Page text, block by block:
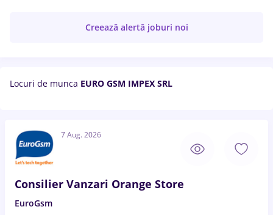
Creează alertă joburi noi
Locuri de munca EURO GSM IMPEX SRL
7 Aug. 2026
Consilier Vanzari Orange Store
EuroGsm